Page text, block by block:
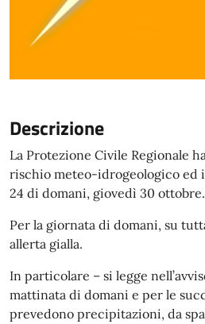
Descrizione
La Protezione Civile Regionale
rischio meteo-idrogeologico ed
24 di domani, giovedì 30 ottobre.
Per la giornata di domani, su
allerta gialla.
In particolare – si legge
mattinata di domani e per le
prevedono precipitazioni, da